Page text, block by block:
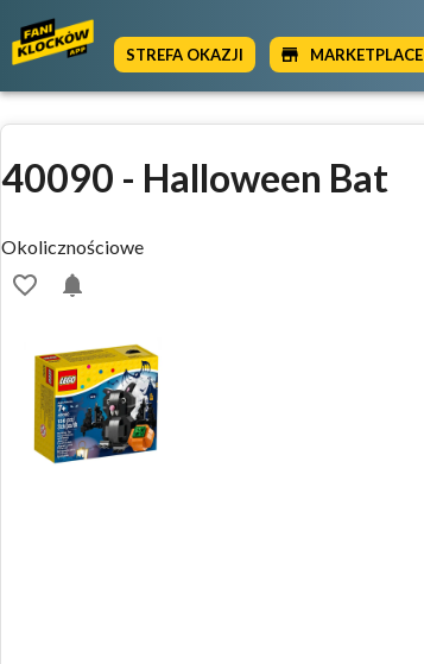
STREFA OKAZJI MARKETPLACE
40090 - Halloween Bat
Okolicznościowe